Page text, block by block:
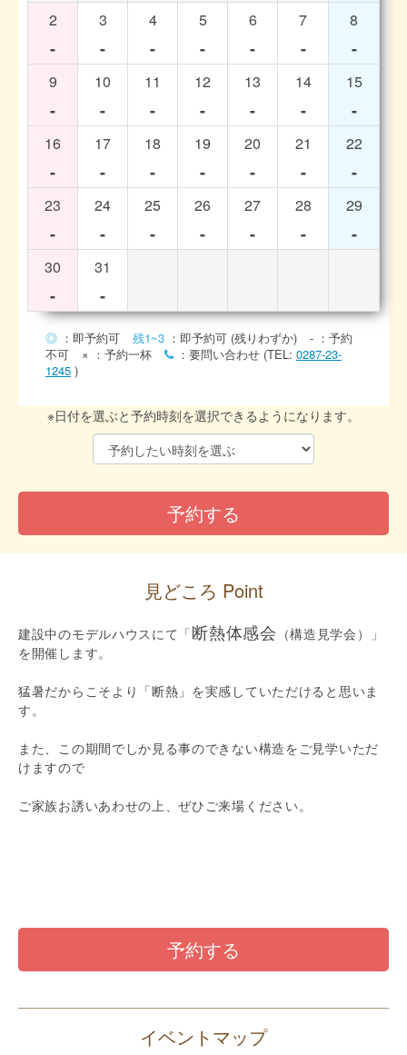
2
-
3
-
4
-
5
-
6
-
7
-
8
-
9
-
10
-
11
-
12
-
13
-
14
-
15
-
16
-
17
-
18
-
19
-
20
-
21
-
22
-
23
-
24
-
25
-
26
-
27
-
28
-
29
-
30
-
31
-
◎ ：即予約可 残1~3 ：即予約可 (残りわずか) - ：予約
不可
× ：予約一杯 ：要問い合わせ (TEL: 0287-23-
1245 )
※日付を選ぶと予約時刻を選択できるようになります。
見どころ Point
建設中のモデルハウスにて「断熱体感会 （構造見学会）」
を開催します。
猛暑だからこそより「断熱」を実感していただけると思いま
す。
また、この期間でしか見る事のできない構造をご見学いただ
けますので
ご家族お誘いあわせの上、ぜひご来場ください。
予約する
イベントマップ